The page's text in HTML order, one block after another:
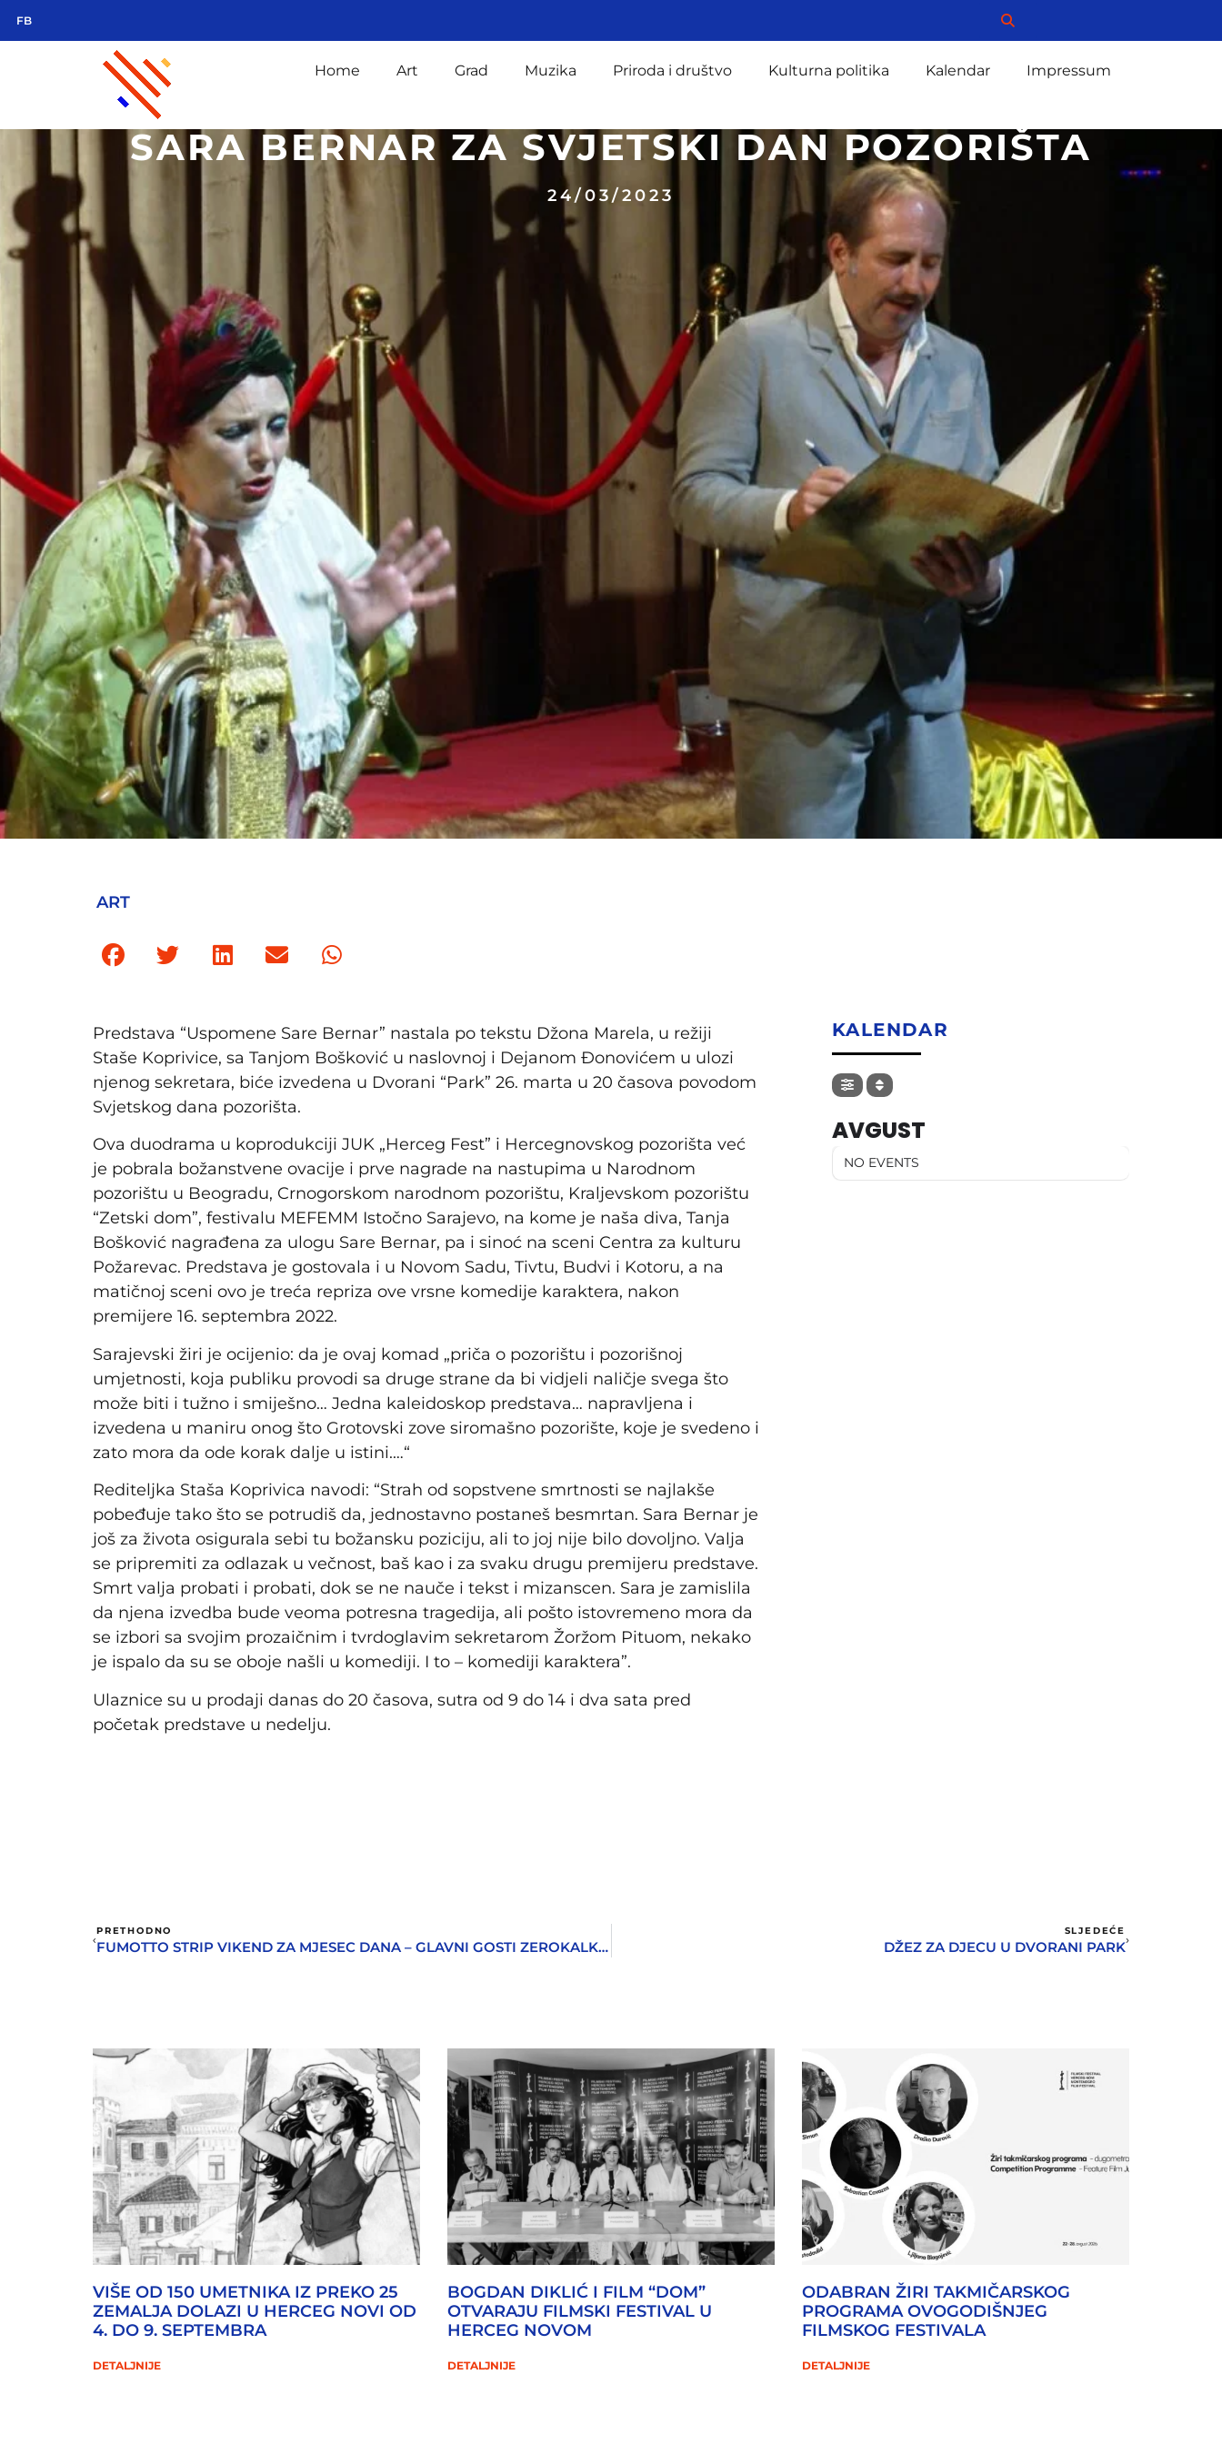
FB
Home Art Grad Muzika Priroda i društvo Kulturna politika Kalendar Impressum
SARA BERNAR ZA SVJETSKI DAN POZORIŠTA
24/03/2023
ART
Predstava “Uspomene Sare Bernar” nastala po tekstu Džona Marela, u režiji
Staše Koprivice, sa Tanjom Bošković u naslovnoj i Dejanom Đonovićem u ulozi
njenog sekretara, biće izvedena u Dvorani “Park” 26. marta u 20 časova povodom
Svjetskog dana pozorišta.
Ova duodrama u koprodukciji JUK „Herceg Fest” i Hercegnovskog pozorišta već
je pobrala božanstvene ovacije i prve nagrade na nastupima u Narodnom
pozorištu u Beogradu, Crnogorskom narodnom pozorištu, Kraljevskom pozorištu
“Zetski dom”, festivalu MEFEMM Istočno Sarajevo, na kome je naša diva, Tanja
Bošković nagrađena za ulogu Sare Bernar, pa i sinoć na sceni Centra za kulturu
Požarevac. Predstava je gostovala i u Novom Sadu, Tivtu, Budvi i Kotoru, a na
matičnoj sceni ovo je treća repriza ove vrsne komedije karaktera, nakon
premijere 16. septembra 2022.
Sarajevski žiri je ocijenio: da je ovaj komad „priča o pozorištu i pozorišnoj
umjetnosti, koja publiku provodi sa druge strane da bi vidjeli naličje svega što
može biti i tužno i smiješno… Jedna kaleidoskop predstava… napravljena i
izvedena u maniru onog što Grotovski zove siromašno pozorište, koje je svedeno i
zato mora da ode korak dalje u istini.…“
Rediteljka Staša Koprivica navodi: “Strah od sopstvene smrtnosti se najlakše
pobeđuje tako što se potrudiš da, jednostavno postaneš besmrtan. Sara Bernar je
još za života osigurala sebi tu božansku poziciju, ali to joj nije bilo dovoljno. Valja
se pripremiti za odlazak u večnost, baš kao i za svaku drugu premijeru predstave.
Smrt valja probati i probati, dok se ne nauče i tekst i mizanscen. Sara je zamislila
da njena izvedba bude veoma potresna tragedija, ali pošto istovremeno mora da
se izbori sa svojim prozaičnim i tvrdoglavim sekretarom Žoržom Pituom, nekako
je ispalo da su se oboje našli u komediji. I to – komediji karaktera”.
Ulaznice su u prodaji danas do 20 časova, sutra od 9 do 14 i dva sata pred
početak predstave u nedelju.
KALENDAR
AVGUST
NO EVENTS
PRETHODNO
FUMOTTO STRIP VIKEND ZA MJESEC DANA – GLAVNI GOSTI ZEROKALKARE I REPETITOR
SLJEDEĆE
DŽEZ ZA DJECU U DVORANI PARK
VIŠE OD 150 UMETNIKA IZ PREKO 25
ZEMALJA DOLAZI U HERCEG NOVI OD
4. DO 9. SEPTEMBRA
DETALJNIJE
BOGDAN DIKLIĆ I FILM “DOM”
OTVARAJU FILMSKI FESTIVAL U
HERCEG NOVOM
DETALJNIJE
ODABRAN ŽIRI TAKMIČARSKOG
PROGRAMA OVOGODIŠNJEG
FILMSKOG FESTIVALA
DETALJNIJE